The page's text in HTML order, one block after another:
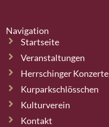
Navigation
Startseite
Veranstaltungen
Herrschinger Konzerte
Kurparkschlösschen
Kulturverein
Kontakt